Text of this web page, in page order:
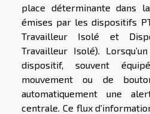
place déterminante dans
émises par les dispositifs
Travailleur Isolé et
Travailleur Isolé).
dispositif, souvent
mouvement ou de
automatiquement une
centrale. Ce flux